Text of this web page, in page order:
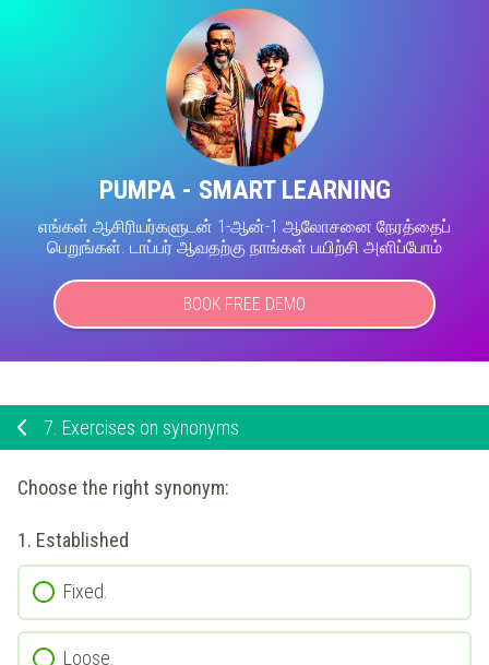
PUMPA - SMART LEARNING
எங்கள் ஆசிரியர்களுடன் 1-ஆன்-1 ஆலோசனை நேரத்தைப்
பெறுங்கள். டாப்பர் ஆவதற்கு நாங்கள் பயிற்சி அளிப்போம்
BOOK FREE DEMO
7. Exercises on synonyms
Choose the right synonym:
1. Established
Fixed.
Loose.